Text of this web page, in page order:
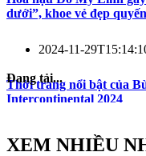
dưới”, khoe vẻ đẹp
2024-11-
Thời trang nổi bật của
Intercontinental 2024
Đang tải...
XEM NHIỀU